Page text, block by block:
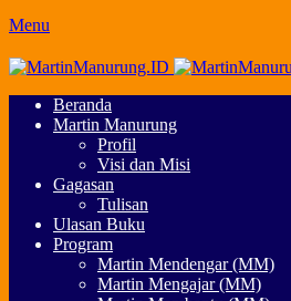
Menu
Beranda
Martin Manurung
Profil
Visi dan Misi
Gagasan
Tulisan
Ulasan Buku
Program
Martin Mendengar (MM)
Martin Mengajar (MM)